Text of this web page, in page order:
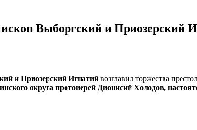
Выборгский и Приозерский
и Приозерский Игнатий возглавил торжества
округа протоиерей Дионисий Холодов,